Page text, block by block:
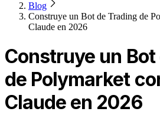
Blog
Construye un Bot de Trading de
Claude en 2026
Construye un
de Polymarket
Claude en 2026